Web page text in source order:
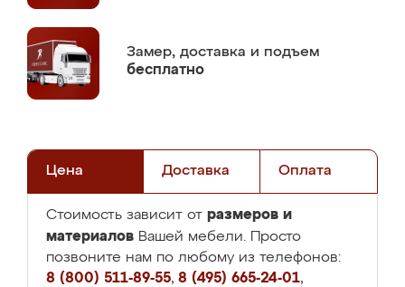
Замер, доставка и подъем
бесплатно
Цена Доставка Оплата
Стоимость зависит от размеров и
материалов Вашей мебели. Просто
позвоните нам по любому из телефонов:
8 (800) 511-89-55, 8 (495) 665-24-01,